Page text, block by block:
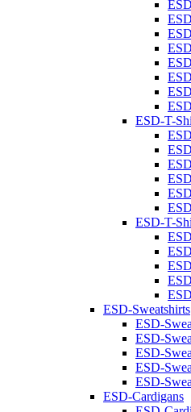
ESD-T-
ESD-T-
ESD-Sweatshirts
ESD-
ESD-
ESD-
ESD-
ESD-
ESD-Cardigans